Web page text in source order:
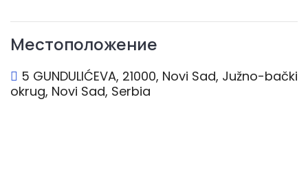
Местоположение
5 GUNDULIĆEVA, 21000, Novi Sad, Južno-bački
okrug, Novi Sad, Serbia